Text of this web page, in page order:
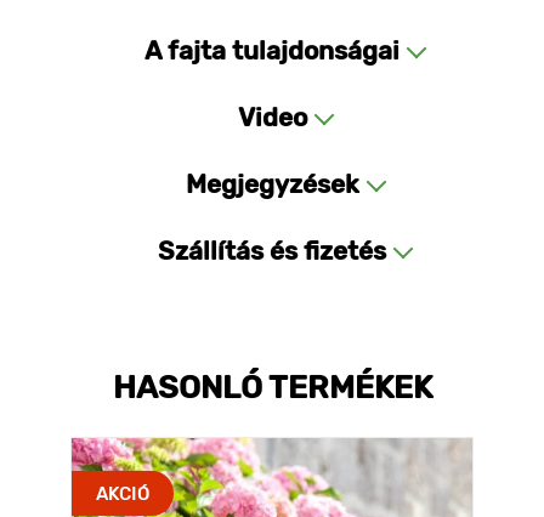
A fajta tulajdonságai
Video
Megjegyzések
Szállítás és fizetés
HASONLÓ TERMÉKEK
AKCIÓ